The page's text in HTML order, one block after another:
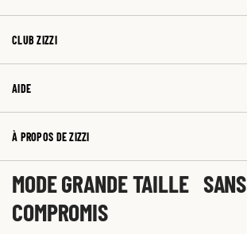
CLUB ZIZZI
AIDE
À PROPOS DE ZIZZI
MODE GRANDE TAILLE SANS
COMPROMIS